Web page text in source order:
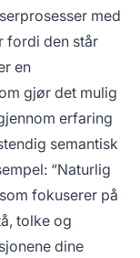
med
fordi den står
en
gjør det mulig
erfaring
semantisk
“Naturlig
fokuserer på
tolke og
dine